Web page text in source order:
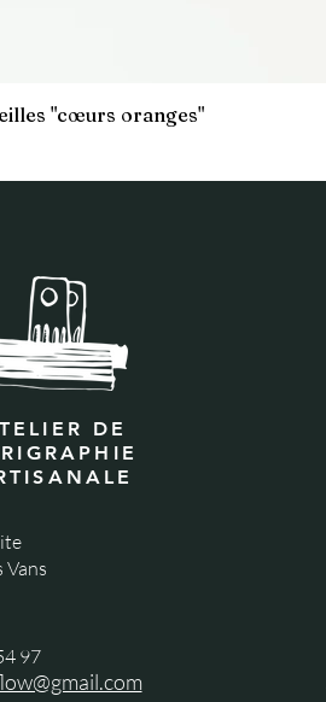
"cœurs oranges"
DE
Vans
97